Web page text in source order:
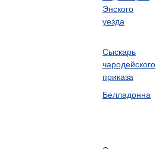
Энского
уезда
Сыскарь
чародейского
приказа
Белладонна